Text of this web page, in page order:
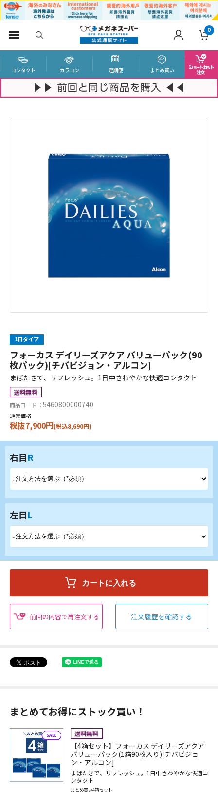
0
コンタクト カラコン 定期便 まとめ買い
1日タイプ
フォーカス デイリーズアクア バリューパック(90
枚パック)[チバビジョン・アルコン]
まばたきで、リフレッシュ。1日中さわやかな快適コンタクト
商品コード ： 5460800000740
通常価格
税抜7,900円(税込8,690円)
右目R
左目L
前回の内容で再注文する 注文履歴を確認する
まとめてお得にストック買い！
【4箱セット】フォーカス デイリーズアクア
バリューパック(1箱90枚入り)[チバビジョ
ン・アルコン]
まばたきで、リフレッシュ。1日中さわやかな快適コ
ンタクト
まとめ買い4箱セット